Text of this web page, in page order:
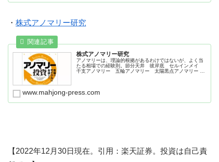
・ 株式アノマリー研究
株式アノマリー研究
アノマリーは、理論的根拠があるわけではないが、よく当
たる相場での経験則。節分天井 彼岸底 セルインメイ
干支アノマリー 五輪アノマリー 太陽黒点アノマリー 米
www.mahjong-press.com
【2022年12月30日現在。引用：楽天証券。投資は自己責